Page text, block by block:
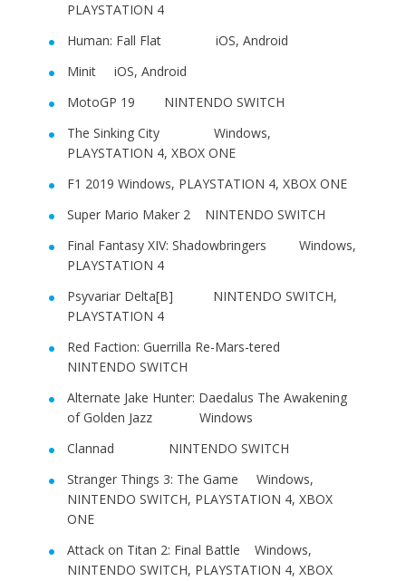
PLAYSTATION 4
Human: Fall Flat iOS, Android
Minit iOS, Android
MotoGP 19 NINTENDO SWITCH
The Sinking City Windows,
PLAYSTATION 4, XBOX ONE
F1 2019 Windows, PLAYSTATION 4, XBOX ONE
Super Mario Maker 2 NINTENDO SWITCH
Final Fantasy XIV: Shadowbringers Windows,
PLAYSTATION 4
Psyvariar Delta[B] NINTENDO SWITCH,
PLAYSTATION 4
Red Faction: Guerrilla Re-Mars-tered
NINTENDO SWITCH
Alternate Jake Hunter: Daedalus The Awakening
of Golden Jazz Windows
Clannad NINTENDO SWITCH
Stranger Things 3: The Game Windows,
NINTENDO SWITCH, PLAYSTATION 4, XBOX
ONE
Attack on Titan 2: Final Battle Windows,
NINTENDO SWITCH, PLAYSTATION 4, XBOX